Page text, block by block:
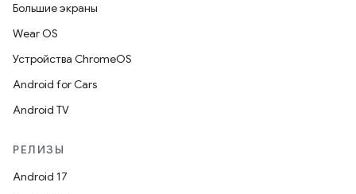
Большие экраны
Wear OS
Устройства ChromeOS
Android for Cars
Android TV
РЕЛИЗЫ
Android 17